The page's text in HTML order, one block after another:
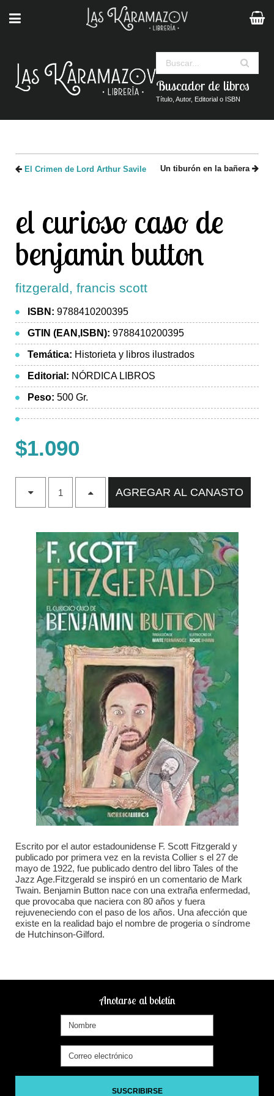
Buscador de libros
Título, Autor, Editorial o ISBN
El Crimen de Lord Arthur Savile Un tiburón en la bañera
el curioso caso de
benjamin button
fitzgerald, francis scott
ISBN: 9788410200395
GTIN (EAN,ISBN): 9788410200395
Temática: Historieta y libros ilustrados
Editorial: NÓRDICA LIBROS
Peso: 500 Gr.
$1.090
AGREGAR AL CANASTO
Escrito por el autor estadounidense F. Scott Fitzgerald y
publicado por primera vez en la revista Collier s el 27 de
mayo de 1922, fue publicado dentro del libro Tales of the
Jazz Age.Fitzgerald se inspiró en un comentario de Mark
Twain. Benjamin Button nace con una extraña enfermedad,
que provocaba que naciera con 80 años y fuera
rejuveneciendo con el paso de los años. Una afección que
existe en la realidad bajo el nombre de progeria o síndrome
de Hutchinson-Gilford.
Anotarse al boletín
SUSCRIBIRSE